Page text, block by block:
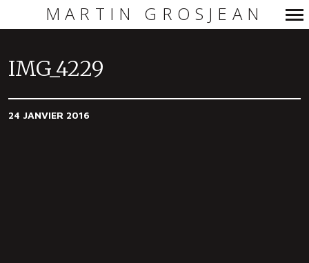
MARTIN GROSJEAN
IMG_4229
24 JANVIER 2016